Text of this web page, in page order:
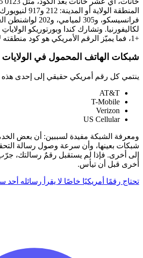
لكاليفورنيا. وتشارك كندا وبورتوريكو
+1، فما يميّز الرقم الأمريكي هو كود منطقته لا كود الدولة.
شبكات الهاتف المحمول في الولايات
ينتمي كل رقم أمريكي حقيقي إلى إحدى هذه
AT&T
T-Mobile
Verizon
US Cellular
ومعرفة الشبكة مفيدة لسببين: أن بعض
شبكات بعينها، وأن سرعة وصول رسالة
إلى أخرى. فإذا لم يستقبل رقمٌ رسالتك،
أخرى قبل أن تيأس.
تحتاج رقمًا أمريكيًا خاصًا لا يقرأ رسائله أحد